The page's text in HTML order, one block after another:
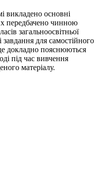
викладено основні
передбачено чинною
загальноосвітньої
для самостійного
докладно пояснюються
під час вивчення
матеріалу.